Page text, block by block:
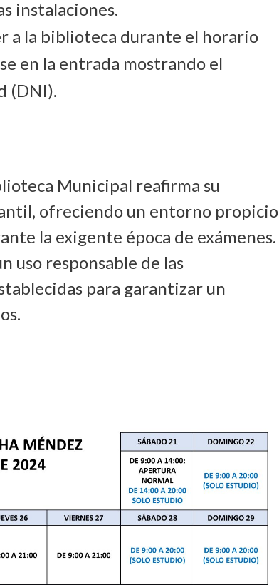
instalaciones.
a la biblioteca durante el horario
en la entrada mostrando el
(DNI).
Municipal reafirma su
ofreciendo un entorno propicio
la exigente época de exámenes.
uso responsable de las
para garantizar un